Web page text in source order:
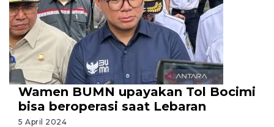
Wamen BUMN upayakan Tol Bocimi
bisa beroperasi saat Lebaran
5 April 2024